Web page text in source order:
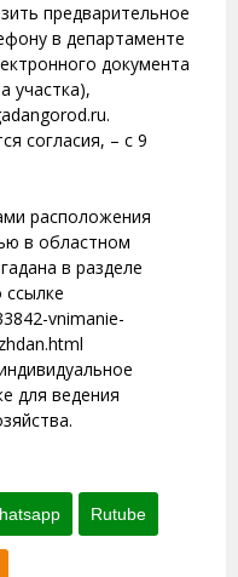
предварительное
в департаменте
документа
участка),
согласия, – с 9
расположения
в областном
в разделе
vnimanie-
для ведения
Rutube